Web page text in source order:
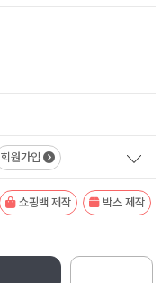
회원가입
쇼핑백 제작 박스 제작